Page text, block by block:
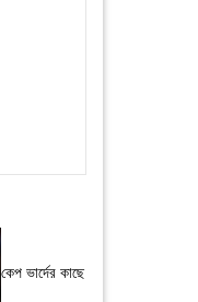
কেপ ভার্দের কাছে